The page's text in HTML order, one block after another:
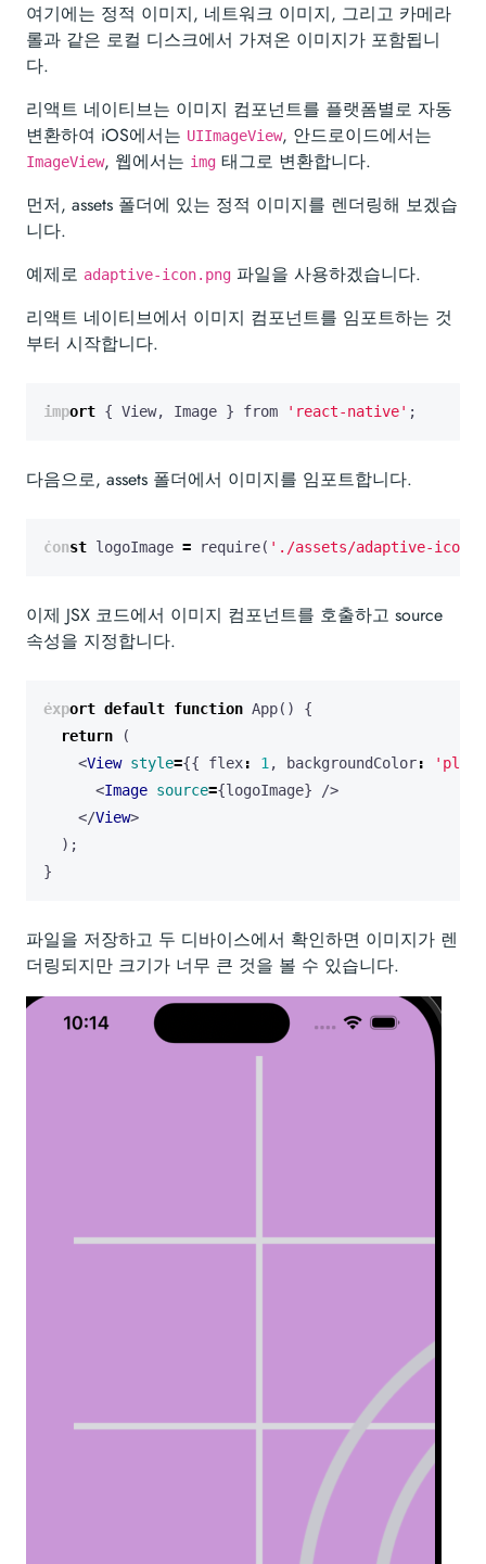
여기에는 정적 이미지, 네트워크 이미지, 그리고 카메라
롤과 같은 로컬 디스크에서 가져온 이미지가 포함됩니
다.
리액트 네이티브는 이미지 컴포넌트를 플랫폼별로 자동
변환하여 iOS에서는 UIImageView, 안드로이드에서는
ImageView, 웹에서는 img 태그로 변환합니다.
먼저, assets 폴더에 있는 정적 이미지를 렌더링해 보겠습
니다.
예제로 adaptive-icon.png 파일을 사용하겠습니다.
리액트 네이티브에서 이미지 컴포넌트를 임포트하는 것
부터 시작합니다.
import { View, Image } from 'react-native' ;
다음으로, assets 폴더에서 이미지를 임포트합니다.
const logoImage = require( './assets/adaptive-
이제 JSX 코드에서 이미지 컴포넌트를 호출하고 source
속성을 지정합니다.
export default function App()
{
return
(
<View style={{ flex: 1, backgroundColor:
'plum'
<Image source={logoImage}
/>
</View>
);
}
파일을 저장하고 두 디바이스에서 확인하면 이미지가 렌
더링되지만 크기가 너무 큰 것을 볼 수 있습니다.